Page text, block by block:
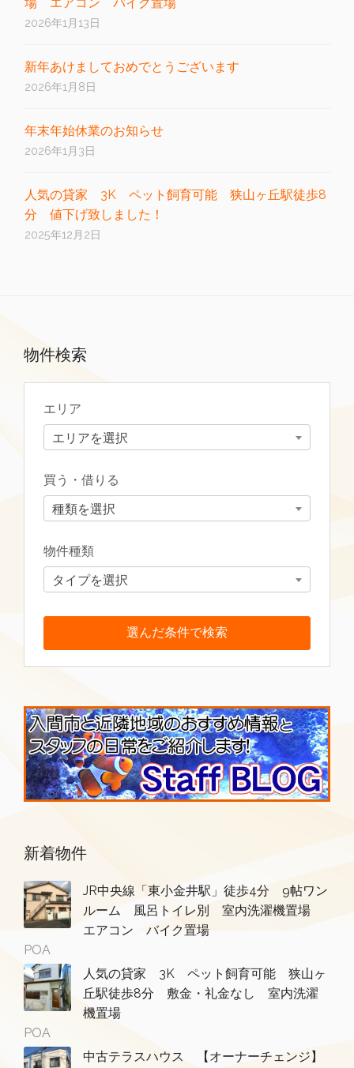
2026年1月13日
新年あけましておめでとうございます
2026年1月8日
年末年始休業のお知らせ
2026年1月3日
人気の貸家 3K ペット飼育可能 狭山ヶ丘駅徒歩8
分 値下げ致しました！
2025年12月2日
物件検索
エリア
エリアを選択
買う・借りる
種類を選択
物件種類
タイプを選択
新着物件
JR中央線「東小金井駅」徒歩4分 9帖ワン
ルーム 風呂トイレ別 室内洗濯機置場
エアコン バイク置場
POA
人気の貸家 3K ペット飼育可能 狭山ヶ
丘駅徒歩8分 敷金・礼金なし 室内洗濯
機置場
POA
中古テラスハウス 【オーナーチェンジ】